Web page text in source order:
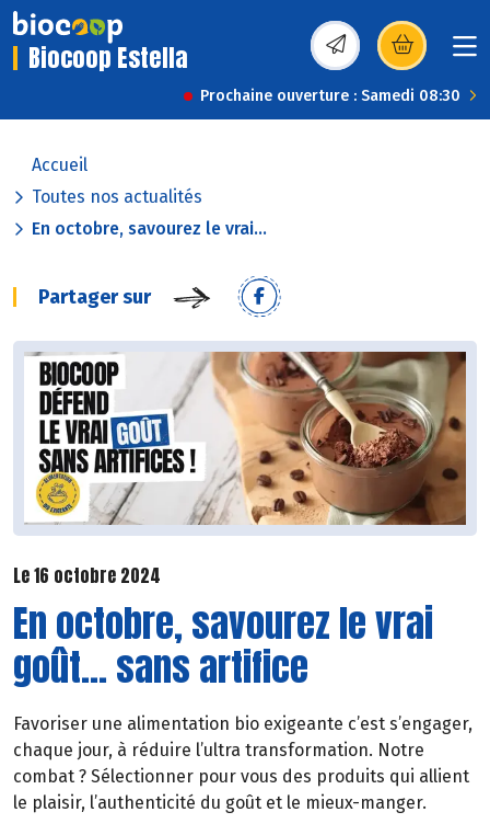
Biocoop Estella (s’ouvre dans une
Prochaine ouverture : Samedi 08:30
Accueil
Toutes nos actualités
En octobre, savourez le vrai...
Partager sur
Le 16 octobre 2024
En octobre, savourez le vrai
goût... sans artifice
Favoriser une alimentation bio exigeante c’est s’engager,
chaque jour, à réduire l’ultra transformation. Notre
combat ? Sélectionner pour vous des produits qui allient
le plaisir, l’authenticité du goût et le mieux-manger.